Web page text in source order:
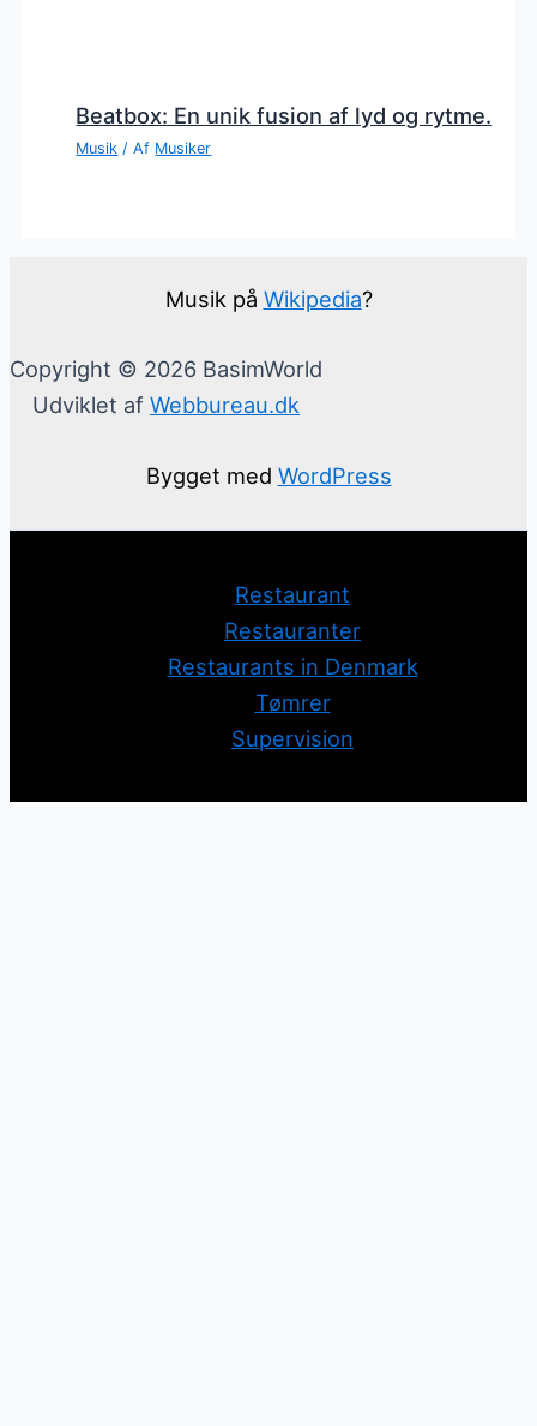
Beatbox: En unik fusion af lyd og rytme.
Musik / Af Musiker
Musik på Wikipedia?
Copyright © 2026 BasimWorld
Udviklet af Webbureau.dk
Bygget med WordPress
Restaurant
Restauranter
Restaurants in Denmark
Tømrer
Supervision